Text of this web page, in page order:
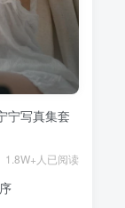
宁写真集套
1.8W+人已阅读